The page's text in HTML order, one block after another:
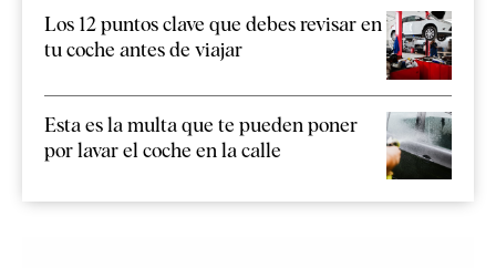
Los 12 puntos clave que debes revisar en
tu coche antes de viajar
Esta es la multa que te pueden poner
por lavar el coche en la calle